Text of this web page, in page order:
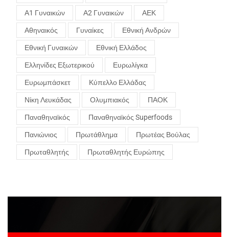
Α1 Γυναικών Α2 Γυναικών ΑΕΚ
Αθηναικός Γυναίκες Εθνική Ανδρών
Εθνική Γυναικών Εθνική Ελλάδος
Ελληνίδες Εξωτερικού Ευρωλίγκα
Ευρωμπάσκετ Κύπελλο Ελλάδας
Νίκη Λευκάδας Ολυμπιακός ΠΑΟΚ
Παναθηναϊκός Παναθηναϊκός Superfoods
Πανιώνιος Πρωτάθλημα Πρωτέας Βούλας
Πρωταθλητής Πρωταθλητής Ευρώπης